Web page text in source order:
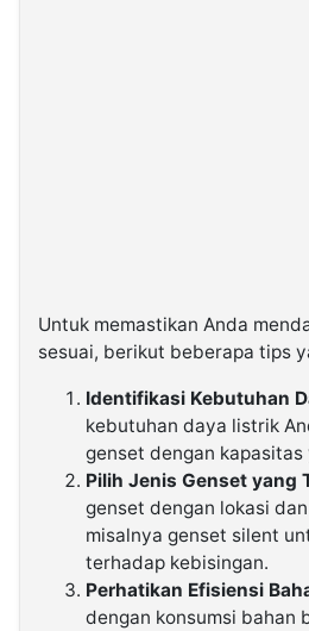
Untuk memastikan Anda
sesuai, berikut beberapa tips
Identifikasi Kebutuhan
kebutuhan daya listrik
genset dengan kapasitas
Pilih Jenis Genset yang
genset dengan lokasi
misalnya genset silent
terhadap kebisingan.
Perhatikan Efisiensi
dengan konsumsi bahan